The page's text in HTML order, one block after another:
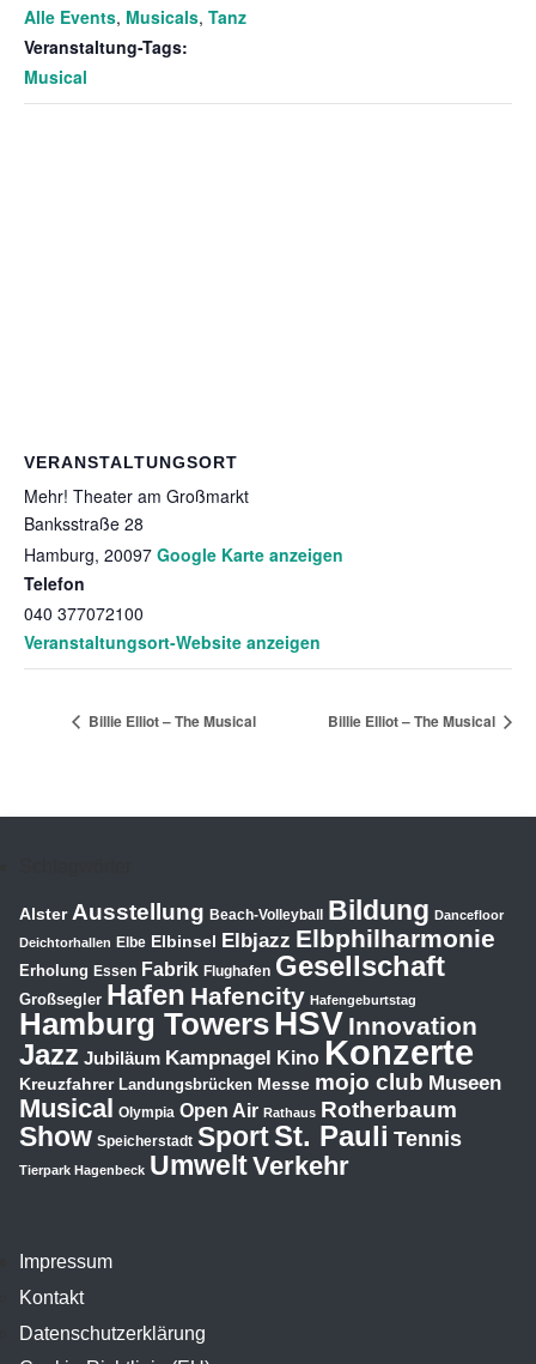
Alle Events, Musicals, Tanz
Veranstaltung-Tags:
Musical
VERANSTALTUNGSORT
Mehr! Theater am Großmarkt
Banksstraße 28
Hamburg, 20097 Google Karte anzeigen
Telefon
040 377072100
Veranstaltungsort-Website anzeigen
Billie Elliot – The Musical Billie Elliot – The Musical
Impressum
Kontakt
Datenschutzerklärung
Alster Ausstellung Beach-Volleyball Bildung Dancefloor
Deichtorhallen Elbe Elbinsel Elbjazz Elbphilharmonie
Erholung Essen Fabrik Flughafen Gesellschaft
Großsegler Hafen Hafencity Hafengeburtstag
Hamburg TowersHSV Innovation
Jazz Jubiläum Kampnagel Kino Konzerte
Kreuzfahrer Landungsbrücken Messe mojo club Museen
Musical Olympia Open Air Rathaus Rotherbaum
Show Speicherstadt SportSt. Pauli Tennis
Tierpark Hagenbeck UmweltVerkehr